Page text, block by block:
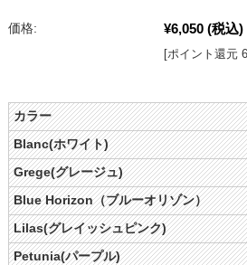
価格: ¥6,050 (税込)
[ポイント還元
カラー
Blanc(ホワイト)
Grege(グレージュ)
Blue Horizon（ブルーオリゾン）
Lilas(グレイッシュピンク)
Petunia(パープル)